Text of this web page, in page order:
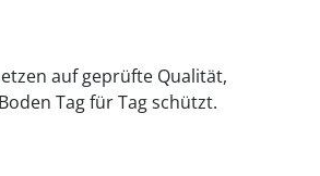
auf geprüfte Qualität,
Tag für Tag schützt.